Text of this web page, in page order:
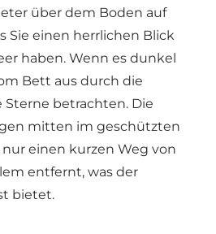
über dem Boden auf
Sie einen herrlichen Blick
haben. Wenn es dunkel
Bett aus durch die
Sterne betrachten. Die
mitten im geschützten
einen kurzen Weg von
entfernt, was der
bietet.